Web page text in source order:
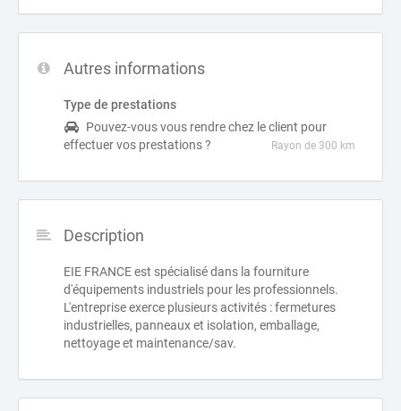
Autres informations
Type de prestations
Pouvez-vous vous rendre chez le client pour
effectuer vos prestations ?
Rayon de 300 km
Description
EIE FRANCE est spécialisé dans la fourniture
d'équipements industriels pour les professionnels.
L'entreprise exerce plusieurs activités : fermetures
industrielles, panneaux et isolation, emballage,
nettoyage et maintenance/sav.